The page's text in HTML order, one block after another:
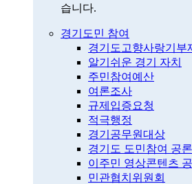
습니다.
경기도민 참여
경기도고향사랑기부
알기쉬운 경기 자치
주민참여예산
여론조사
규제입증요청
적극행정
경기공무원대상
경기도 도민참여 공
이주민 영상콘텐츠
민관협치위원회